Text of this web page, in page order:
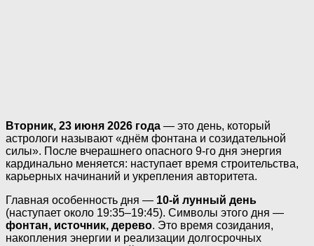
Вторник, 23 июня 2026 года — это день, который
астрологи называют «днём фонтана и созидательной
силы». После вчерашнего опасного 9-го дня энергия
кардинально меняется: наступает время строительства,
карьерных начинаний и укрепления авторитета.
Главная особенность дня — 10-й лунный день
(наступает около 19:35–19:45). Символы этого дня —
фонтан, источник, дерево. Это время созидания,
накопления энергии и реализации долгосрочных